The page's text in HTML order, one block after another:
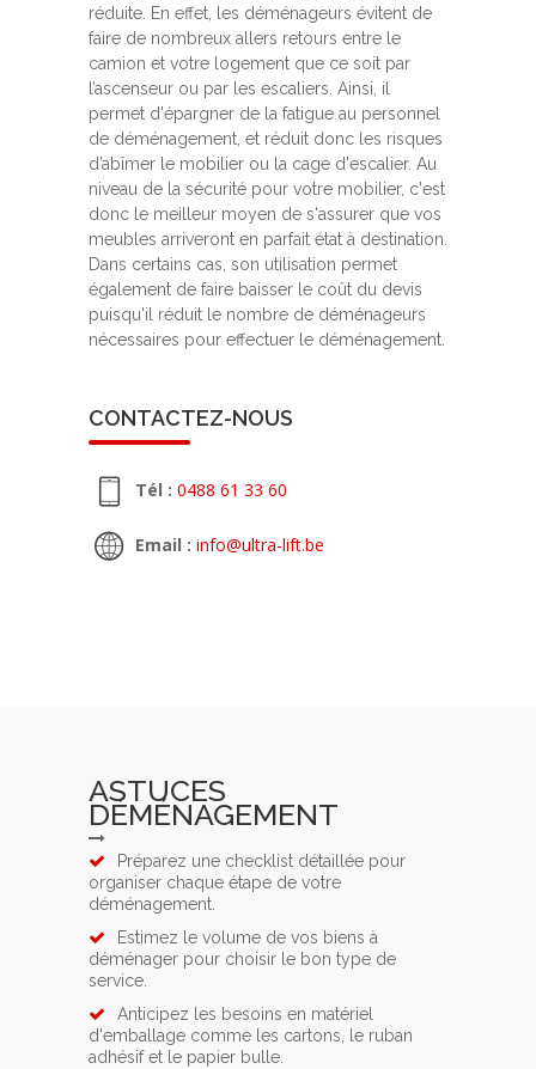
réduite. En effet, les déménageurs évitent de
faire de nombreux allers retours entre le
camion et votre logement que ce soit par
l’ascenseur ou par les escaliers. Ainsi, il
permet d'épargner de la fatigue au personnel
de déménagement, et réduit donc les risques
d’abîmer le mobilier ou la cage d'escalier. Au
niveau de la sécurité pour votre mobilier, c'est
donc le meilleur moyen de s'assurer que vos
meubles arriveront en parfait état à destination.
Dans certains cas, son utilisation permet
également de faire baisser le coût du devis
puisqu'il réduit le nombre de déménageurs
nécessaires pour effectuer le déménagement.
CONTACTEZ-NOUS
Tél : 0488 61 33 60
Email : info@ultra-lift.be
ASTUCES
DÉMÉNAGEMENT
Préparez une checklist détaillée pour
organiser chaque étape de votre
déménagement.
Estimez le volume de vos biens à
déménager pour choisir le bon type de
service.
Anticipez les besoins en matériel
d'emballage comme les cartons, le ruban
adhésif et le papier bulle.